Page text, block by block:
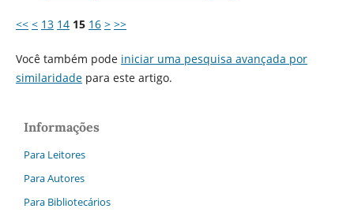
<< < 13 14 15 16 > >>
Você também pode iniciar uma pesquisa avançada por
similaridadepara este artigo.
Informações
Para Leitores
Para Autores
Para Bibliotecários